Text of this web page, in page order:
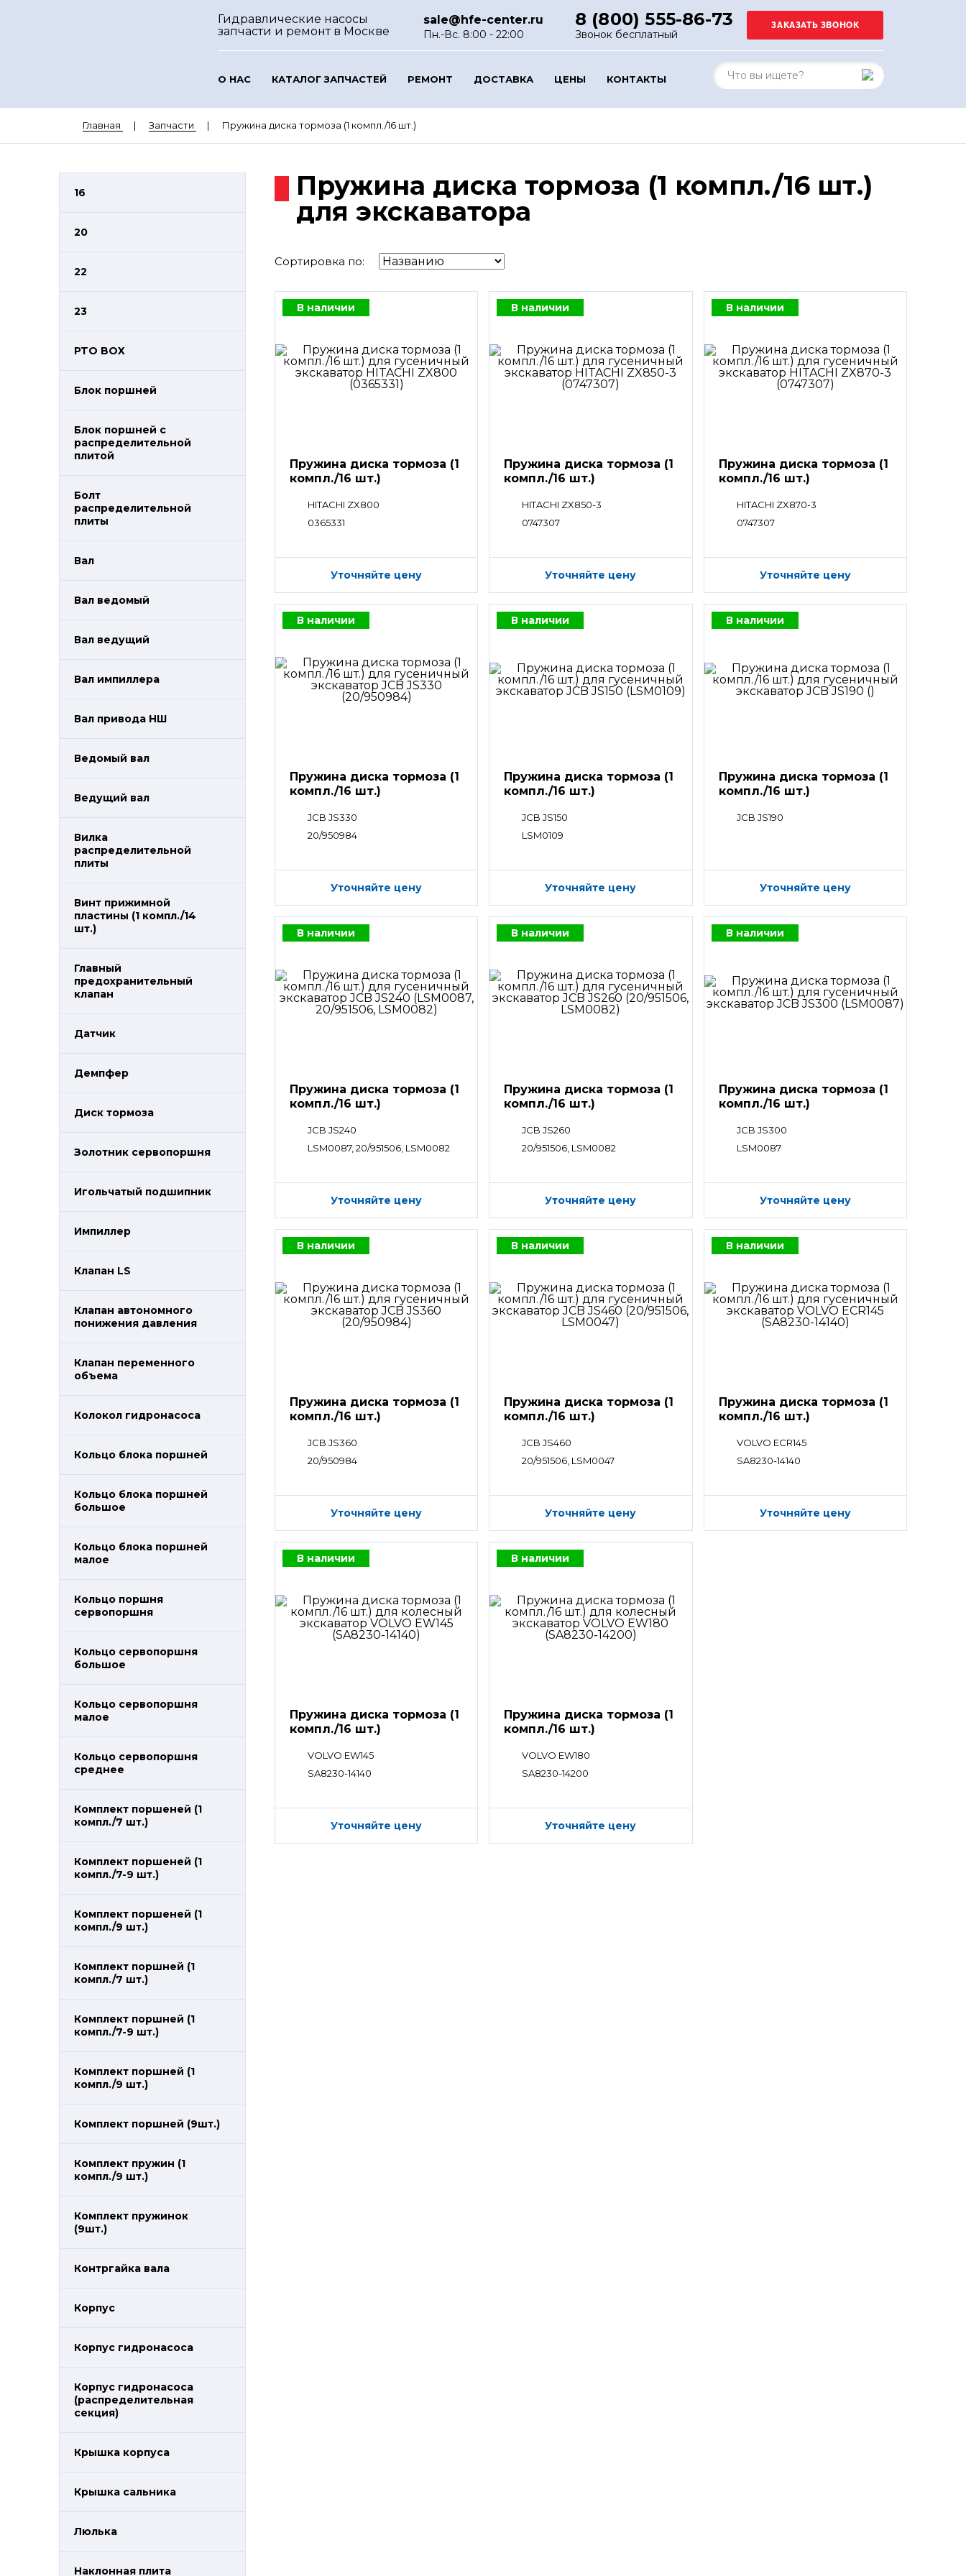
Гидравлические насосы
запчасти и ремонт в Москве
sale@hfe-center.ru
Пн.-Вс. 8:00 - 22:00
8 (800) 555-86-73
Звонок бесплатный
О НАС КАТАЛОГ ЗАПЧАСТЕЙ РЕМОНТ ДОСТАВКА ЦЕНЫ КОНТАКТЫ
Главная Запчасти Пружина диска тормоза (1 компл./16 шт.)
16
20
22
23
PTO BOX
Блок поршней
Блок поршней c
распределительной
плитой
Болт
распределительной
плиты
Вал
Вал ведомый
Вал ведущий
Вал импиллера
Вал привода НШ
Ведомый вал
Ведущий вал
Вилка
распределительной
плиты
Винт прижимной
пластины (1 компл./14
шт.)
Главный
предохранительный
клапан
Датчик
Демпфер
Диск тормоза
Золотник сервопоршня
Игольчатый подшипник
Импиллер
Клапан LS
Клапан автономного
понижения давления
Клапан переменного
объема
Колокол гидронасоса
Кольцо блока поршней
Кольцо блока поршней
большое
Кольцо блока поршней
малое
Кольцо поршня
сервопоршня
Кольцо сервопоршня
большое
Кольцо сервопоршня
малое
Кольцо сервопоршня
среднее
Комплект поршеней (1
компл./7 шт.)
Комплект поршеней (1
компл./7-9 шт.)
Комплект поршеней (1
компл./9 шт.)
Комплект поршней (1
компл./7 шт.)
Комплект поршней (1
компл./7-9 шт.)
Комплект поршней (1
компл./9 шт.)
Комплект поршней (9шт.)
Комплект пружин (1
компл./9 шт.)
Комплект пружинок
(9шт.)
Контргайка вала
Корпус
Корпус гидронасоса
Корпус гидронасоса
(распределительная
секция)
Крышка корпуса
Крышка сальника
Люлька
Наклонная плита
Пружина диска тормоза (1 компл./16 шт.)
для экскаватора
Сортировка по:
В наличии
Пружина диска тормоза (1
компл./16 шт.)
HITACHI ZX800
0365331
Уточняйте цену
В наличии
Пружина диска тормоза (1
компл./16 шт.)
HITACHI ZX850-3
0747307
Уточняйте цену
В наличии
Пружина диска тормоза (1
компл./16 шт.)
HITACHI ZX870-3
0747307
Уточняйте цену
В наличии
Пружина диска тормоза (1
компл./16 шт.)
JCB JS330
20/950984
Уточняйте цену
В наличии
Пружина диска тормоза (1
компл./16 шт.)
JCB JS150
LSM0109
Уточняйте цену
В наличии
Пружина диска тормоза (1
компл./16 шт.)
JCB JS190
Уточняйте цену
В наличии
Пружина диска тормоза (1
компл./16 шт.)
JCB JS240
LSM0087, 20/951506, LSM0082
Уточняйте цену
В наличии
Пружина диска тормоза (1
компл./16 шт.)
JCB JS260
20/951506, LSM0082
Уточняйте цену
В наличии
Пружина диска тормоза (1
компл./16 шт.)
JCB JS300
LSM0087
Уточняйте цену
В наличии
Пружина диска тормоза (1
компл./16 шт.)
JCB JS360
20/950984
Уточняйте цену
В наличии
Пружина диска тормоза (1
компл./16 шт.)
JCB JS460
20/951506, LSM0047
Уточняйте цену
В наличии
Пружина диска тормоза (1
компл./16 шт.)
VOLVO ECR145
SA8230-14140
Уточняйте цену
В наличии
Пружина диска тормоза (1
компл./16 шт.)
VOLVO EW145
SA8230-14140
Уточняйте цену
В наличии
Пружина диска тормоза (1
компл./16 шт.)
VOLVO EW180
SA8230-14200
Уточняйте цену